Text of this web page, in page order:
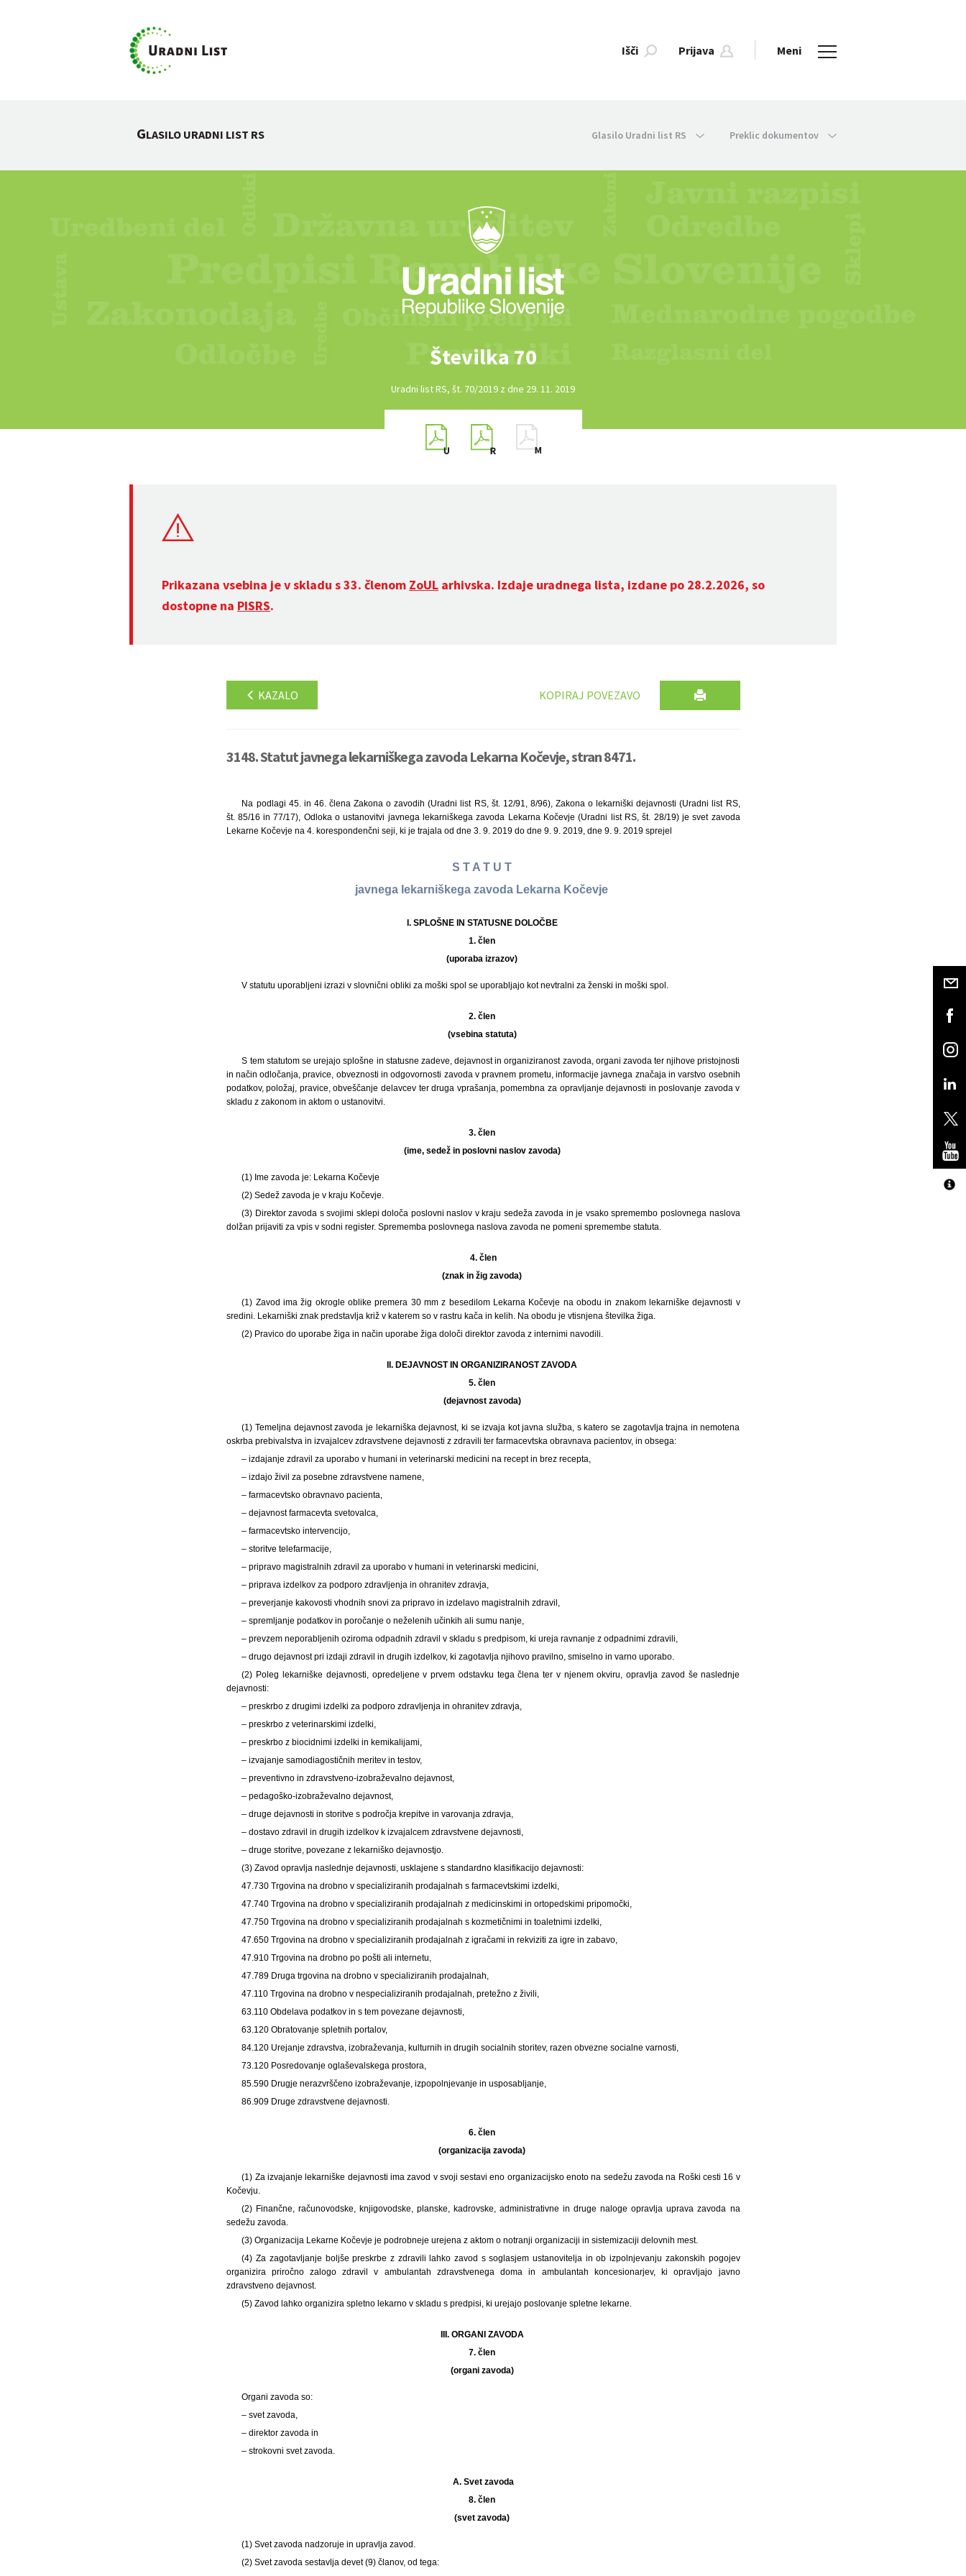
Išči Prijava Meni
GLASILO URADNI LIST RS Glasilo Uradni list RS Preklic dokumentov
Številka 70
Uradni list RS, št. 70/2019 z dne 29. 11. 2019
Prikazana vsebina je v skladu s 33. členom ZoUL arhivska. Izdaje uradnega lista, izdane po 28.2.2026, so
dostopne na PISRS.
KAZALO KOPIRAJ POVEZAVO
3148. Statut javnega lekarniškega zavoda Lekarna Kočevje, stran 8471.
Na podlagi 45. in 46. člena Zakona o zavodih (Uradni list RS, št. 12/91, 8/96), Zakona o lekarniški dejavnosti (Uradni list RS,
št. 85/16 in 77/17), Odloka o ustanovitvi javnega lekarniškega zavoda Lekarna Kočevje (Uradni list RS, št. 28/19) je svet zavoda
Lekarne Kočevje na 4. korespondenčni seji, ki je trajala od dne 3. 9. 2019 do dne 9. 9. 2019, dne 9. 9. 2019 sprejel
S T A T U T
javnega lekarniškega zavoda Lekarna Kočevje
I. SPLOŠNE IN STATUSNE DOLOČBE
1. člen
(uporaba izrazov)
V statutu uporabljeni izrazi v slovnični obliki za moški spol se uporabljajo kot nevtralni za ženski in moški spol.
2. člen
(vsebina statuta)
S tem statutom se urejajo splošne in statusne zadeve, dejavnost in organiziranost zavoda, organi zavoda ter njihove pristojnosti
in način odločanja, pravice, obveznosti in odgovornosti zavoda v pravnem prometu, informacije javnega značaja in varstvo osebnih
podatkov, položaj, pravice, obveščanje delavcev ter druga vprašanja, pomembna za opravljanje dejavnosti in poslovanje zavoda v
skladu z zakonom in aktom o ustanovitvi.
3. člen
(ime, sedež in poslovni naslov zavoda)
(1) Ime zavoda je: Lekarna Kočevje
(2) Sedež zavoda je v kraju Kočevje.
(3) Direktor zavoda s svojimi sklepi določa poslovni naslov v kraju sedeža zavoda in je vsako spremembo poslovnega naslova
dolžan prijaviti za vpis v sodni register. Sprememba poslovnega naslova zavoda ne pomeni spremembe statuta.
4. člen
(znak in žig zavoda)
(1) Zavod ima žig okrogle oblike premera 30 mm z besedilom Lekarna Kočevje na obodu in znakom lekarniške dejavnosti v
sredini. Lekarniški znak predstavlja križ v katerem so v rastru kača in kelih. Na obodu je vtisnjena številka žiga.
(2) Pravico do uporabe žiga in način uporabe žiga določi direktor zavoda z internimi navodili.
II. DEJAVNOST IN ORGANIZIRANOST ZAVODA
5. člen
(dejavnost zavoda)
(1) Temeljna dejavnost zavoda je lekarniška dejavnost, ki se izvaja kot javna služba, s katero se zagotavlja trajna in nemotena
oskrba prebivalstva in izvajalcev zdravstvene dejavnosti z zdravili ter farmacevtska obravnava pacientov, in obsega:
– izdajanje zdravil za uporabo v humani in veterinarski medicini na recept in brez recepta,
– izdajo živil za posebne zdravstvene namene,
– farmacevtsko obravnavo pacienta,
– dejavnost farmacevta svetovalca,
– farmacevtsko intervencijo,
– storitve telefarmacije,
– pripravo magistralnih zdravil za uporabo v humani in veterinarski medicini,
– priprava izdelkov za podporo zdravljenja in ohranitev zdravja,
– preverjanje kakovosti vhodnih snovi za pripravo in izdelavo magistralnih zdravil,
– spremljanje podatkov in poročanje o neželenih učinkih ali sumu nanje,
– prevzem neporabljenih oziroma odpadnih zdravil v skladu s predpisom, ki ureja ravnanje z odpadnimi zdravili,
– drugo dejavnost pri izdaji zdravil in drugih izdelkov, ki zagotavlja njihovo pravilno, smiselno in varno uporabo.
(2) Poleg lekarniške dejavnosti, opredeljene v prvem odstavku tega člena ter v njenem okviru, opravlja zavod še naslednje
dejavnosti:
– preskrbo z drugimi izdelki za podporo zdravljenja in ohranitev zdravja,
– preskrbo z veterinarskimi izdelki,
– preskrbo z biocidnimi izdelki in kemikalijami,
– izvajanje samodiagostičnih meritev in testov,
– preventivno in zdravstveno-izobraževalno dejavnost,
– pedagoško-izobraževalno dejavnost,
– druge dejavnosti in storitve s področja krepitve in varovanja zdravja,
– dostavo zdravil in drugih izdelkov k izvajalcem zdravstvene dejavnosti,
– druge storitve, povezane z lekarniško dejavnostjo.
(3) Zavod opravlja naslednje dejavnosti, usklajene s standardno klasifikacijo dejavnosti:
47.730 Trgovina na drobno v specializiranih prodajalnah s farmacevtskimi izdelki,
47.740 Trgovina na drobno v specializiranih prodajalnah z medicinskimi in ortopedskimi pripomočki,
47.750 Trgovina na drobno v specializiranih prodajalnah s kozmetičnimi in toaletnimi izdelki,
47.650 Trgovina na drobno v specializiranih prodajalnah z igračami in rekviziti za igre in zabavo,
47.910 Trgovina na drobno po pošti ali internetu,
47.789 Druga trgovina na drobno v specializiranih prodajalnah,
47.110 Trgovina na drobno v nespecializiranih prodajalnah, pretežno z živili,
63.110 Obdelava podatkov in s tem povezane dejavnosti,
63.120 Obratovanje spletnih portalov,
84.120 Urejanje zdravstva, izobraževanja, kulturnih in drugih socialnih storitev, razen obvezne socialne varnosti,
73.120 Posredovanje oglaševalskega prostora,
85.590 Drugje nerazvrščeno izobraževanje, izpopolnjevanje in usposabljanje,
86.909 Druge zdravstvene dejavnosti.
6. člen
(organizacija zavoda)
(1) Za izvajanje lekarniške dejavnosti ima zavod v svoji sestavi eno organizacijsko enoto na sedežu zavoda na Roški cesti 16 v
Kočevju.
(2) Finančne, računovodske, knjigovodske, planske, kadrovske, administrativne in druge naloge opravlja uprava zavoda na
sedežu zavoda.
(3) Organizacija Lekarne Kočevje je podrobneje urejena z aktom o notranji organizaciji in sistemizaciji delovnih mest.
(4) Za zagotavljanje boljše preskrbe z zdravili lahko zavod s soglasjem ustanovitelja in ob izpolnjevanju zakonskih pogojev
organizira priročno zalogo zdravil v ambulantah zdravstvenega doma in ambulantah koncesionarjev, ki opravljajo javno
zdravstveno dejavnost.
(5) Zavod lahko organizira spletno lekarno v skladu s predpisi, ki urejajo poslovanje spletne lekarne.
III. ORGANI ZAVODA
7. člen
(organi zavoda)
Organi zavoda so:
– svet zavoda,
– direktor zavoda in
– strokovni svet zavoda.
A. Svet zavoda
8. člen
(svet zavoda)
(1) Svet zavoda nadzoruje in upravlja zavod.
(2) Svet zavoda sestavlja devet (9) članov, od tega: